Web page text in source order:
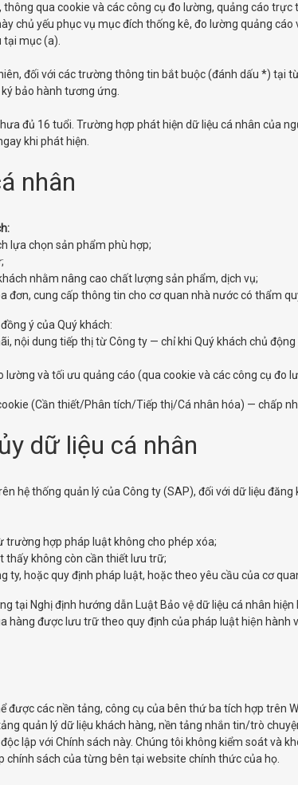
, thông qua cookie và các công cụ đo lường, quảng cáo
chủ yếu phục vụ mục đích thống kê, đo lường quảng
mục (a).
đối với các trường thông tin bắt buộc (đánh dấu *) tại
bảo hành tương ứng.
đủ 16 tuổi. Trường hợp phát hiện dữ liệu cá nhân của
khi phát hiện.
nhân
lựa chọn sản phẩm phù hợp;
nhằm nâng cao chất lượng sản phẩm, dịch vụ;
cung cấp thông tin cho cơ quan nhà nước có thẩm
ý của Quý khách:
nội dung tiếp thị từ Công ty — chỉ khi Quý khách chủ
và tối ưu quảng cáo (qua cookie và các công cụ đo
(Cần thiết/Phân tích/Tiếp thị/Cá nhân hóa) — chấp
dữ liệu cá nhân
hệ thống quản lý của Công ty (SAP), đối với dữ liệu
trường hợp pháp luật không cho phép xóa;
thấy không còn cần thiết lưu trữ;
ty, hoặc quy định pháp luật, hoặc theo yêu cầu của cơ
tại Nghị định hướng dẫn Luật Bảo vệ dữ liệu cá nhân
được lưu trữ theo quy định của pháp luật hiện hành
được các nền tảng, công cụ của bên thứ ba tích hợp
quản lý dữ liệu khách hàng, nền tảng nhắn tin/trò
lập với Chính sách này. Chúng tôi không kiểm soát và
sách của từng bên tại website chính thức của họ.